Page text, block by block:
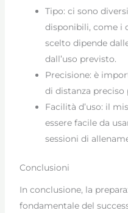
Tipo: ci sono
disponibili, come i
scelto dipende
dall’uso previsto.
Precisione: è
di distanza preciso
Facilità d’uso: il
essere facile da
sessioni di
Conclusioni
In conclusione, la
fondamentale del